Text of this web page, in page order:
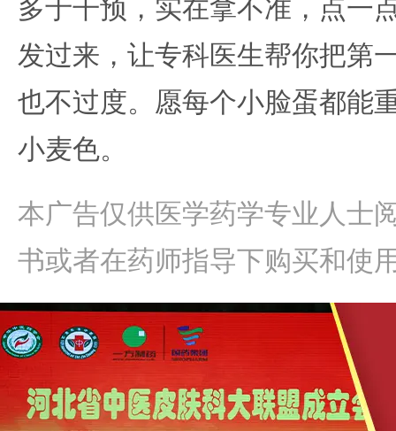
多于干预，实在拿不准，点一
发过来，让专科医生帮你把第
也不过度。愿每个小脸蛋都能
小麦色。
本广告仅供医学药学专业人士
书或者在药师指导下购买和使